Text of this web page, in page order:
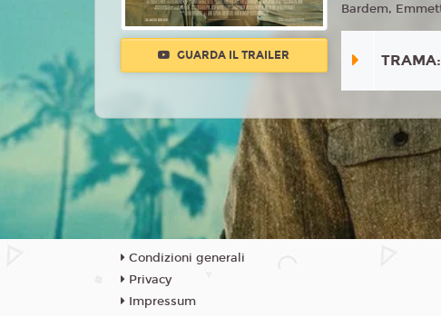
GUARDA IL TRAILER
Bardem,
TRAMA:
Condizioni generali
Privacy
Impressum